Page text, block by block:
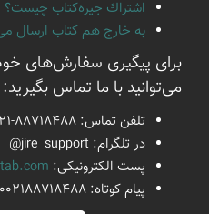
اشتراك جيره‌كتاب چيست؟
به خارج هم كتاب ارسال
برای پیگیری سفارش‌های
می‌توانید با ما تماس بگیرید:
تلفن تماس: 88718488
در تلگرام: @jire_support
پست الكترونیكی:
پیام كوتاه: 10002188718488